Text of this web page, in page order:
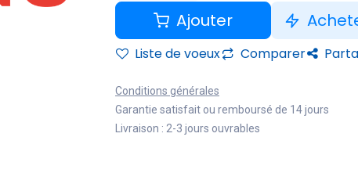
Ajouter
Liste de voeux Comparer
Conditions générales
Garantie satisfait ou remboursé de 14 jours
Livraison : 2-3 jours ouvrables